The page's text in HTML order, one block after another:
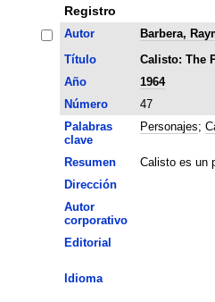
Registro
Autor
Barbera,
Título
Calisto: The
Año
1964
Número
47
Palabras
clave
Personajes;
Resumen
Calisto es un
Dirección
Autor
corporativo
Editorial
Idioma